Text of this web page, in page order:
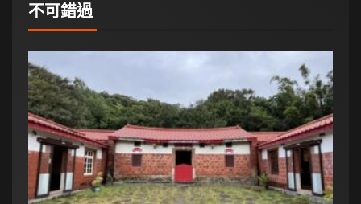
不可錯過